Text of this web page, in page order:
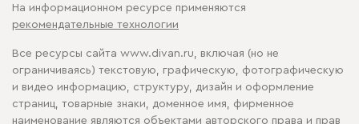
На информационном ресурсе применяются
рекомендательные технологии
Все ресурсы сайта www.divan.ru, включая (но не
ограничиваясь) текстовую, графическую, фотографическую
и видео информацию, структуру, дизайн и оформление
страниц, товарные знаки, доменное имя, фирменное
наименование являются объектами авторского права и прав